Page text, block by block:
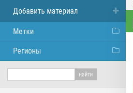
Добавить материал
Метки
Регионы